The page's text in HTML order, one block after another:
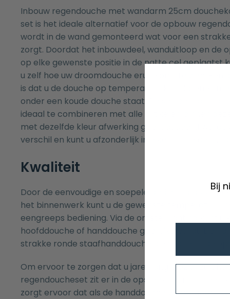
Inbouw regendouche met wandarm 25cm
set is het ideale alternatief voor de opbouw
wordt in de wand gemonteerd wat voor een
zorgt. Doordat het inbouwdeel, wanduitloop en de
op elke gewenste positie in de natte cel geplaatst
u zelf hoe uw droomdouche eruit komt te zien. Een
is dat u de douche op temperatuur kunt laten
onder een koude douche staat. De set behoort tot
ideaal te combineren met alle artikelen binnen
met dezelfde kleur afwerking geproduceerd wordt
verschil en kunt u afzonderlijk in elke ruimte de
Kwaliteit
Door de eenvoudige en soepele bediening door de
het binnenwerk kunt u de gewenste temperatuur
eengreeps bediening. Via de omstel richting kunt u
hoofddouche of handdouche gebruikt wordt. De
strakke ronde staafhanddouche die subtiel in de
Om ervoor te zorgen dat u jarenlang plezier zult
regendoucheset zit er in de opsteek garnituur een
zorgt ervoor dat als de handdouche wordt
Bij